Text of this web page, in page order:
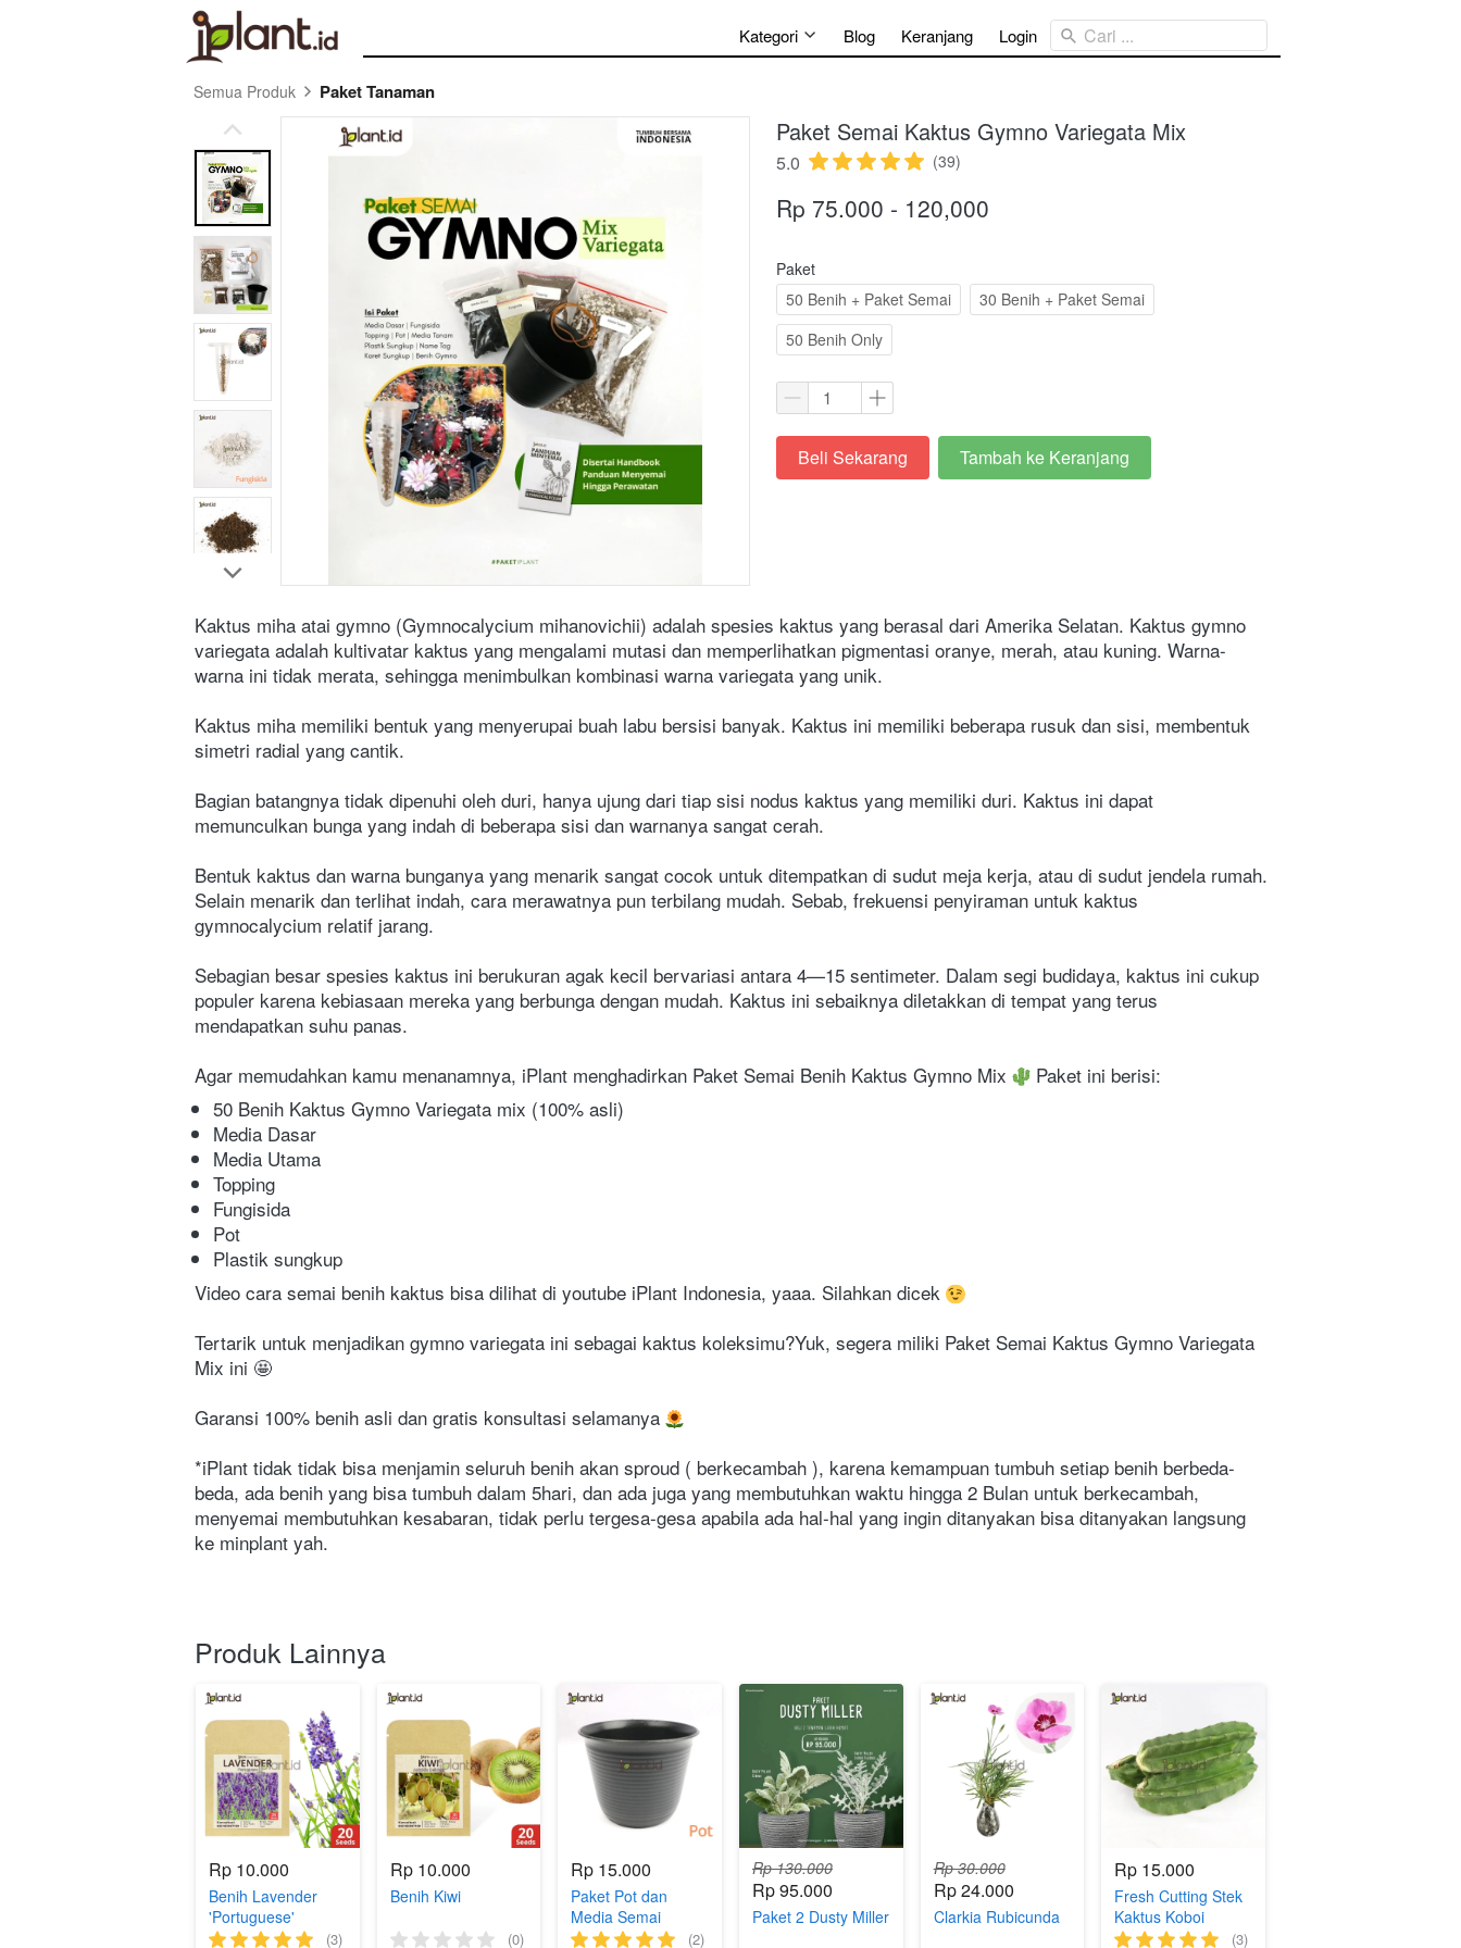
Kategori Blog Keranjang Login Cari ...
Semua Produk Paket Tanaman
Paket Semai Kaktus Gymno Variegata Mix
5.0 (39)
Rp 75.000 - 120,000
Paket
50 Benih + Paket Semai
30 Benih + Paket Semai
50 Benih Only
`Beli Sekarang `
Tambah ke Keranjang
Kaktus miha atai gymno (Gymnocalycium mihanovichii) adalah spesies kaktus yang berasal dari Amerika Selatan. Kaktus gymno
variegata adalah kultivatar kaktus yang mengalami mutasi dan memperlihatkan pigmentasi oranye, merah, atau kuning. Warna-
warna ini tidak merata, sehingga menimbulkan kombinasi warna variegata yang unik.
Kaktus miha memiliki bentuk yang menyerupai buah labu bersisi banyak. Kaktus ini memiliki beberapa rusuk dan sisi, membentuk
simetri radial yang cantik.
Bagian batangnya tidak dipenuhi oleh duri, hanya ujung dari tiap sisi nodus kaktus yang memiliki duri. Kaktus ini dapat
memunculkan bunga yang indah di beberapa sisi dan warnanya sangat cerah.
Bentuk kaktus dan warna bunganya yang menarik sangat cocok untuk ditempatkan di sudut meja kerja, atau di sudut jendela rumah.
Selain menarik dan terlihat indah, cara merawatnya pun terbilang mudah. Sebab, frekuensi penyiraman untuk kaktus
gymnocalycium relatif jarang.
Sebagian besar spesies kaktus ini berukuran agak kecil bervariasi antara 4—15 sentimeter. Dalam segi budidaya, kaktus ini cukup
populer karena kebiasaan mereka yang berbunga dengan mudah. Kaktus ini sebaiknya diletakkan di tempat yang terus
mendapatkan suhu panas.
Agar memudahkan kamu menanamnya, iPlant menghadirkan Paket Semai Benih Kaktus Gymno Mix
Paket ini berisi:
50 Benih Kaktus Gymno Variegata mix (100% asli)
Media Dasar
Media Utama
Topping
Fungisida
Pot
Plastik sungkup
Video cara semai benih kaktus bisa dilihat di youtube iPlant Indonesia, yaaa. Silahkan dicek
Tertarik untuk menjadikan gymno variegata ini sebagai kaktus koleksimu?Yuk, segera miliki Paket Semai Kaktus Gymno Variegata
Mix ini 🤩
Garansi 100% benih asli dan gratis konsultasi selamanya
*iPlant tidak tidak bisa menjamin seluruh benih akan sproud ( berkecambah ), karena kemampuan tumbuh setiap benih berbeda-
beda, ada benih yang bisa tumbuh dalam 5hari, dan ada juga yang membutuhkan waktu hingga 2 Bulan untuk berkecambah,
menyemai membutuhkan kesabaran, tidak perlu tergesa-gesa apabila ada hal-hal yang ingin ditanyakan bisa ditanyakan langsung
ke minplant yah.
Produk Lainnya
Rp 10.000
Benih Lavender
'Portuguese'
(3)
Rp 10.000
Benih Kiwi
(0)
Rp 15.000
Paket Pot dan
Media Semai
(2)
Rp 130.000
Rp 95.000
Paket 2 Dusty Miller
Rp 30.000
Rp 24.000
Clarkia Rubicunda
Rp 15.000
Fresh Cutting Stek
Kaktus Koboi
(3)